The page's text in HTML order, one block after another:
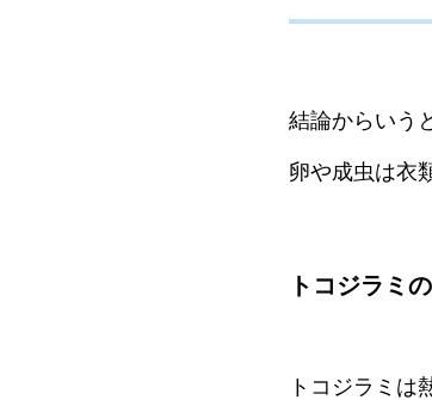
結論からいう
卵や成虫は衣
トコジラミ
トコジラミは